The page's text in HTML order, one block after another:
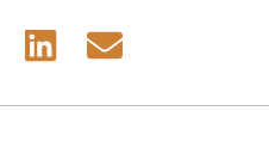
Share
Share